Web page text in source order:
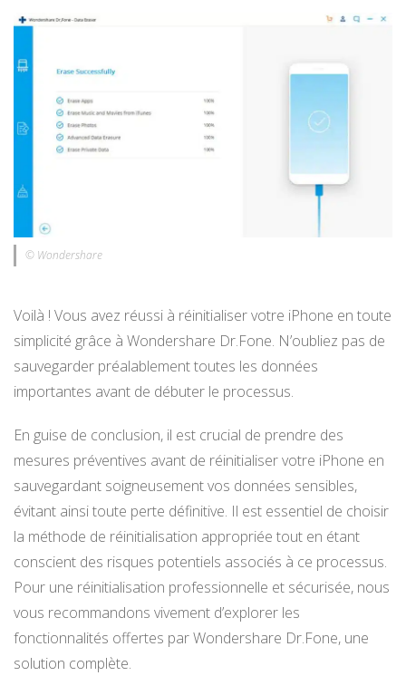
© Wondershare
Voilà ! Vous avez réussi à réinitialiser votre iPhone en toute
simplicité grâce à Wondershare Dr.Fone. N’oubliez pas de
sauvegarder préalablement toutes les données
importantes avant de débuter le processus.
En guise de conclusion, il est crucial de prendre des
mesures préventives avant de réinitialiser votre iPhone en
sauvegardant soigneusement vos données sensibles,
évitant ainsi toute perte définitive. Il est essentiel de choisir
la méthode de réinitialisation appropriée tout en étant
conscient des risques potentiels associés à ce processus.
Pour une réinitialisation professionnelle et sécurisée, nous
vous recommandons vivement d’explorer les
fonctionnalités offertes par Wondershare Dr.Fone, une
solution complète.